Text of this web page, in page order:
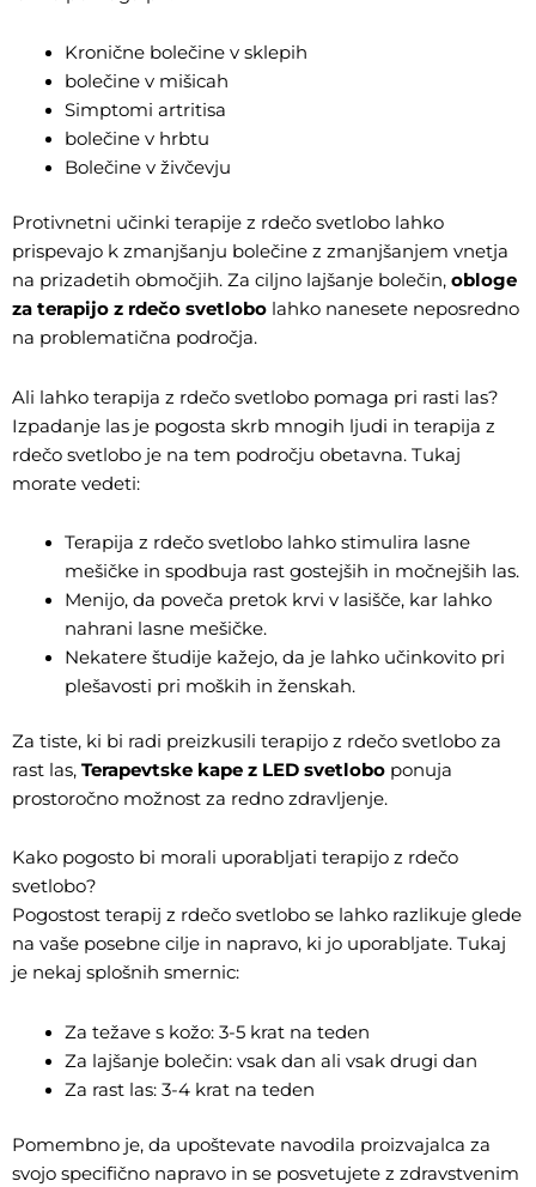
Kronične bolečine v sklepih
bolečine v mišicah
Simptomi artritisa
bolečine v hrbtu
Bolečine v živčevju
Protivnetni učinki terapije z rdečo svetlobo lahko
prispevajo k zmanjšanju bolečine z zmanjšanjem vnetja
na prizadetih območjih. Za ciljno lajšanje bolečin, obloge
za terapijo z rdečo svetlobo lahko nanesete neposredno
na problematična področja.
Ali lahko terapija z rdečo svetlobo pomaga pri rasti las?
Izpadanje las je pogosta skrb mnogih ljudi in terapija z
rdečo svetlobo je na tem področju obetavna. Tukaj
morate vedeti:
Terapija z rdečo svetlobo lahko stimulira lasne
mešičke in spodbuja rast gostejših in močnejših las.
Menijo, da poveča pretok krvi v lasišče, kar lahko
nahrani lasne mešičke.
Nekatere študije kažejo, da je lahko učinkovito pri
plešavosti pri moških in ženskah.
Za tiste, ki bi radi preizkusili terapijo z rdečo svetlobo za
rast las, Terapevtske kape z LED svetlobo ponuja
prostoročno možnost za redno zdravljenje.
Kako pogosto bi morali uporabljati terapijo z rdečo
svetlobo?
Pogostost terapij z rdečo svetlobo se lahko razlikuje glede
na vaše posebne cilje in napravo, ki jo uporabljate. Tukaj
je nekaj splošnih smernic:
Za težave s kožo: 3-5 krat na teden
Za lajšanje bolečin: vsak dan ali vsak drugi dan
Za rast las: 3-4 krat na teden
Pomembno je, da upoštevate navodila proizvajalca za
svojo specifično napravo in se posvetujete z zdravstvenim